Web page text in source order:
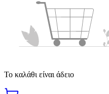
Το καλάθι είναι άδειο